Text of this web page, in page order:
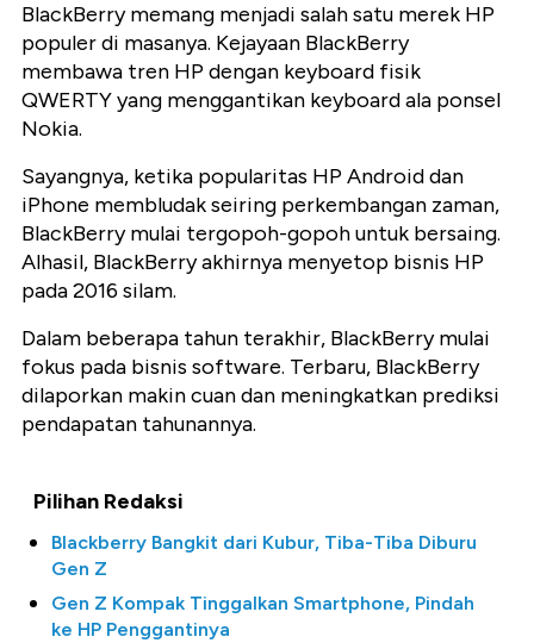
BlackBerry memang menjadi salah satu merek HP
populer di masanya. Kejayaan BlackBerry
membawa tren HP dengan keyboard fisik
QWERTY yang menggantikan keyboard ala ponsel
Nokia.
Sayangnya, ketika popularitas HP Android dan
iPhone membludak seiring perkembangan zaman,
BlackBerry mulai tergopoh-gopoh untuk bersaing.
Alhasil, BlackBerry akhirnya menyetop bisnis HP
pada 2016 silam.
Dalam beberapa tahun terakhir, BlackBerry mulai
fokus pada bisnis software. Terbaru, BlackBerry
dilaporkan makin cuan dan meningkatkan prediksi
pendapatan tahunannya.
Pilihan Redaksi
Blackberry Bangkit dari Kubur, Tiba-Tiba Diburu
Gen Z
Gen Z Kompak Tinggalkan Smartphone, Pindah
ke HP Penggantinya